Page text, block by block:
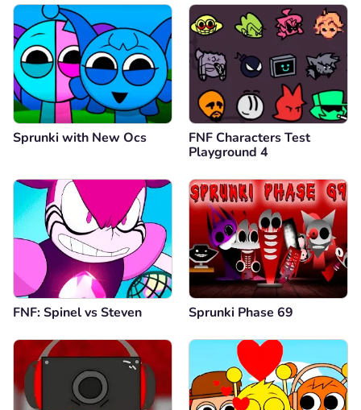
Sprunki with New Ocs
FNF Characters Test
Playground 4
FNF: Spinel vs Steven Sprunki Phase 69